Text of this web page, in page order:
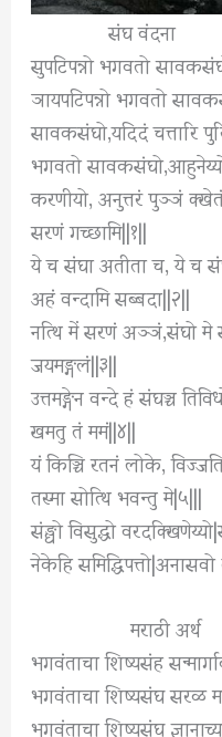
संघ वंदना
सुपटिपन्नो भगवतो
ञायपटिपन्नो भगवतो
सावकसंघो,यदिदं चत्तारि
भगवतो
करणीयो, अनुत्तरं पुञ्ञं
सरणं गच्छामि||१||
ये च संघा अतीता च, ये च
अहं वन्दामि सब्बदा||२||
नत्थि में सरणं अञ्ञं,संघो
जयमङ्गलं||३||
उत्तमङ्गेन वन्दे हं संघञ्च
खमतु तं ममं||४||
यं किञ्चि रतनं लोके,
तस्मा सोत्थि भवन्तु मे|५|||
संङ्घो विसुद्धो
नेकेहि
मराठी अर्थ
भगवंताचा शिष्यसंह
भगवंताचा शिष्यसंघ सरळ